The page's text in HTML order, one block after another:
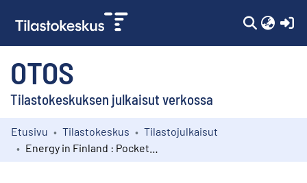
OTOS
Tilastokeskuksen julkaisut verkossa
Kokoelmat
Etusivu Tilastokeskus
Tilastojulkaisut